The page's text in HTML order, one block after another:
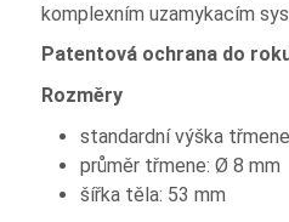
komplexním uzamykacím
Patentová ochrana do
Rozměry
standardní výška
průměr třmene: Ø 8 mm
šířka těla: 53 mm